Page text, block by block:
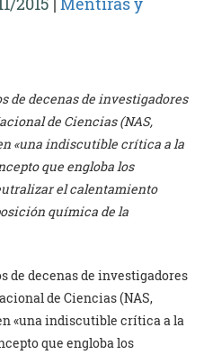
de decenas de investigadores
de Ciencias (NAS,
«una indiscutible crítica a la
que engloba los
el calentamiento
química de la
de decenas de investigadores
de Ciencias (NAS,
«una indiscutible crítica a la
que engloba los